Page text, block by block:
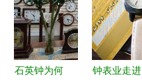
石英钟为何 钟表业走进